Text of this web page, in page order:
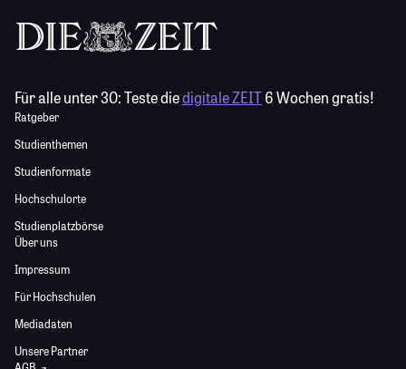
Für alle unter 30:Teste diedigitale ZEIT6 Wochen gratis!
Ratgeber
Studienthemen
Studienformate
Hochschulorte
Studienplatzbörse
Über uns
Impressum
Für Hochschulen
Mediadaten
Unsere Partner